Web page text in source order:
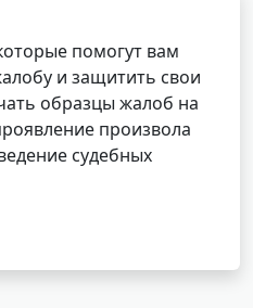
помогут вам
и защитить свои
образцы жалоб на
произвола
судебных